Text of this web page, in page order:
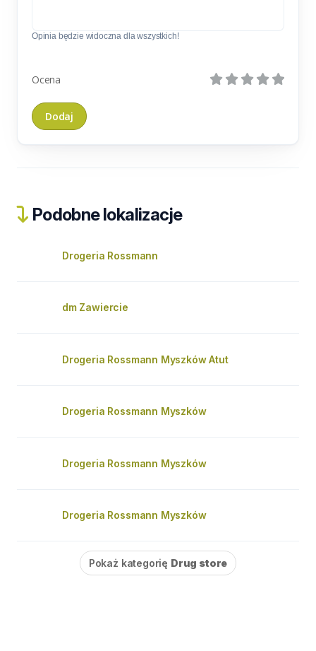
Opinia będzie widoczna dla wszystkich!
Ocena
Podobne lokalizacje
Drogeria Rossmann
dm Zawiercie
Drogeria Rossmann Myszków Atut
Drogeria Rossmann Myszków
Drogeria Rossmann Myszków
Drogeria Rossmann Myszków
Pokaż kategorię Drug store